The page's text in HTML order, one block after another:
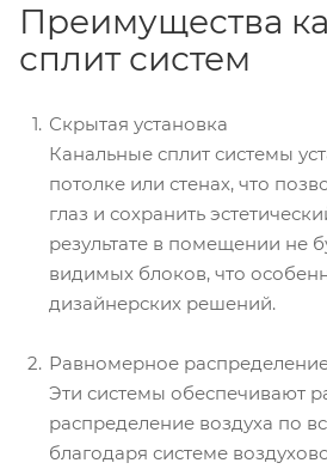
Преимущества
сплит систем
Скрытая установка
Канальные сплит системы
потолке или стенах, что
глаз и сохранить
результате в помещении не
видимых блоков, что
дизайнерских решений.
Равномерное
Эти системы обеспечивают
распределение воздуха по
благодаря системе